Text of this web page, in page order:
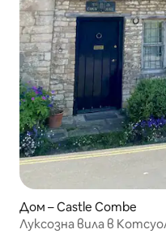
Дом – Castle Combe
Луксозна вила в